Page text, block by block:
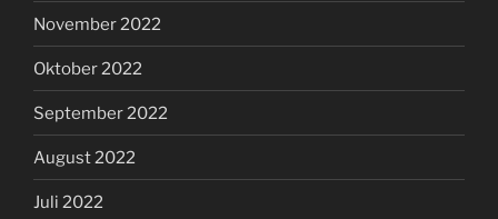
November 2022
Oktober 2022
September 2022
August 2022
Juli 2022